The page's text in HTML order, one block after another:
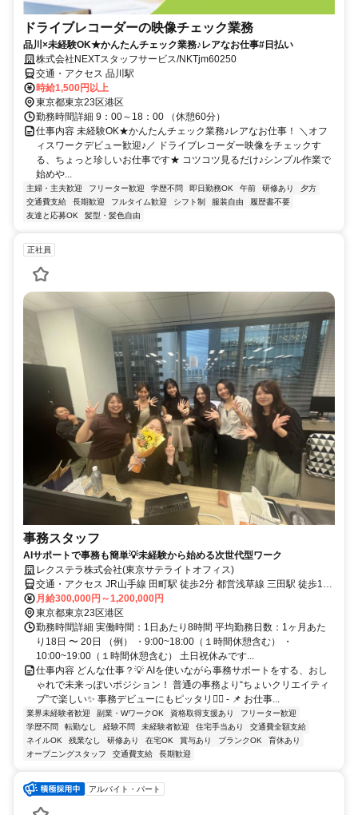
ドライブレコーダーの映像チェック業務
品川×未経験OK★かんたんチェック業務♪レアなお仕事#日払い
株式会社NEXTスタッフサービス/NKTjm60250
交通・アクセス 品川駅
時給1,500円以上
東京都東京23区港区
勤務時間詳細 9：00～18：00 （休憩60分）
仕事内容 未経験OK★かんたんチェック業務♪レアなお仕事！ ＼オフ
ィスワークデビュー歓迎♪／ ドライブレコーダー映像をチェックす
る、ちょっと珍しいお仕事です★ コツコツ見るだけ♪シンプル作業で
始めや...
主婦・主夫歓迎 フリーター歓迎 学歴不問 即日勤務OK 午前 研修あり
夕方
交通費支給
長期歓迎 フルタイム歓迎 シフト制 服装自由
履歴書不要
友達と応募OK
髪型・髪色自由
正社員
事務スタッフ
AIサポートで事務も簡単💡未経験から始める次世代型ワーク
レクステラ株式会社(東京サテライトオフィス)
交通・アクセス JR山手線 田町駅 徒歩2分 都営浅草線 三田駅 徒歩1分
都営三田線 三田駅 徒歩3分
月給300,000円～1,200,000円
東京都東京23区港区
勤務時間詳細 実働時間：1日あたり8時間 平均勤務日数：1ヶ月あた
り18日 〜 20日 （例） ・9:00~18:00（１時間休憩含む） ・
10:00~19:00（１時間休憩含む） 土日祝休みです...
仕事内容 どんな仕事？💡 AIを使いながら事務サポートをする、おし
ゃれで未来っぽいポジション！ 普通の事務より“ちょいクリエイティ
ブ”で楽しい✨ 事務デビューにもピッタリ🙆‍♀️ - 📌 お仕事...
業界未経験者歓迎 副業・WワークOK 資格取得支援あり
フリーター歓迎
学歴不問
転勤なし 経験不問 未経験者歓迎 住宅手当あり
交通費全額支給
ネイルOK
残業なし 研修あり 在宅OK 賞与あり ブランクOK
育休あり
オープニングスタッフ
交通費支給 長期歓迎
アルバイト・パート